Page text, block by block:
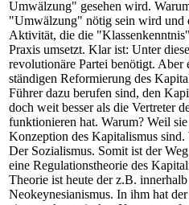
Umwälzung" gesehen wird.
"Umwälzung" nötig sein wird und
Aktivität, die die
Praxis umsetzt. Klar ist: Unter
revolutionäre Partei benötigt. Aber
ständigen Reformierung des
Führer dazu berufen sind, den
doch weit besser als die Vertreter
funktionieren hat. Warum? Weil
Konzeption des Kapitalismus sind.
Der Sozialismus. Somit ist der
eine Regulationstheorie des
Theorie ist heute der z.B.
Neokeynesianismus. In ihm hat